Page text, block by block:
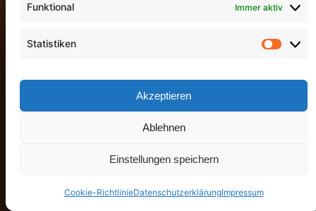
Funktional Immer aktiv
Statistiken
Akzeptieren
Ablehnen
Einstellungen speichern
Cookie-RichtlinieDatenschutzerklärungImpressum